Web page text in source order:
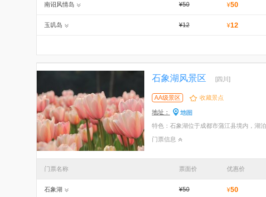
南诏风情岛 ¥50 ¥50
玉叽岛 ¥12 ¥12
石象湖风景区 [四川]
AA级景区 收藏景点
地址：
门票信息
门票名称 票面价 优惠价
石象湖 ¥50 ¥50